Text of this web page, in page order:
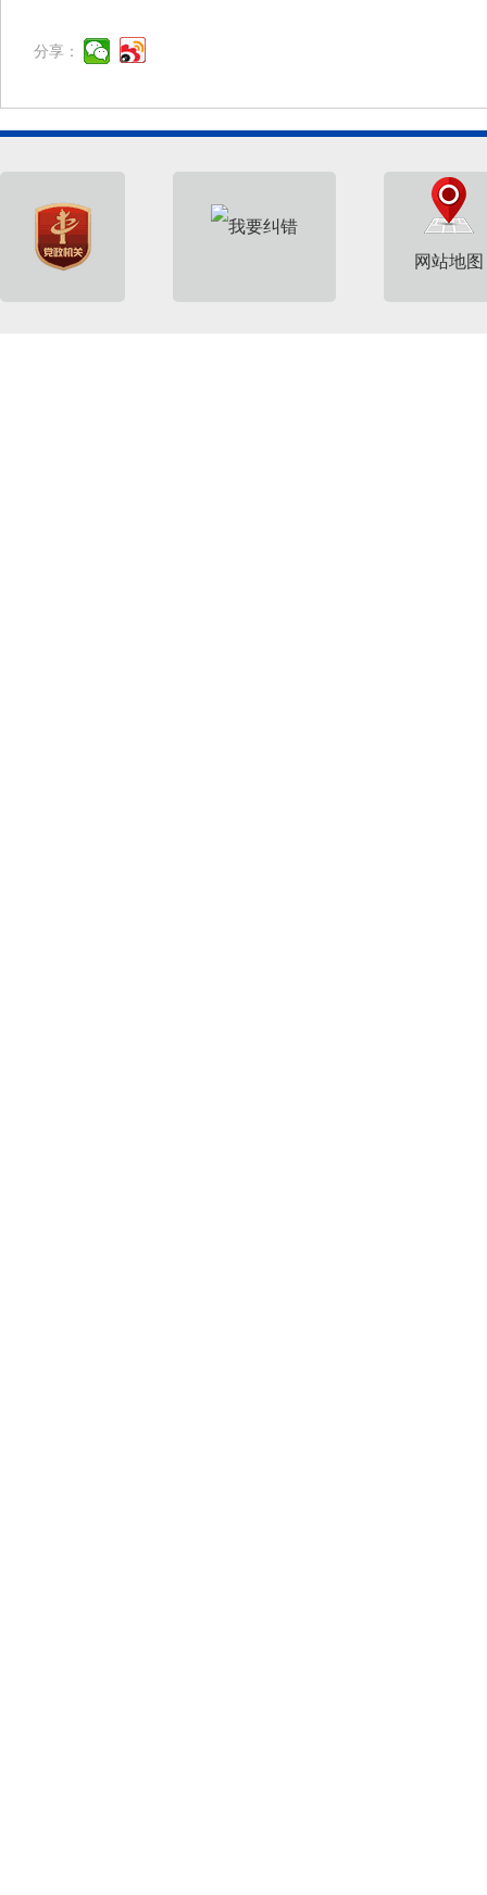
分享：
网站地图